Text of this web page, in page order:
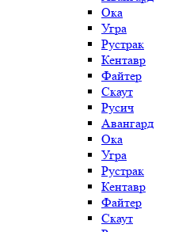
Ока
Угра
Рустрак
Кентавр
Файтер
Скаут
Русич
Авангард
Ока
Угра
Рустрак
Кентавр
Файтер
Скаут